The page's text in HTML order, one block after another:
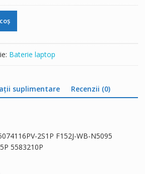
Baterie laptop
suplimentare Recenzii (0)
2S1P F152J-WB-N5095
5583210P